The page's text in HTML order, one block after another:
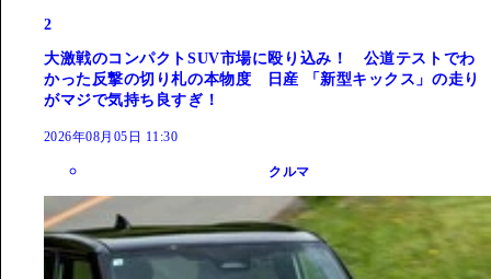
2
大激戦のコンパクトSUV市場に殴り込み！ 公道テストでわ
かった反撃の切り札の本物度 日産 「新型キックス」の走り
がマジで気持ち良すぎ！
2026年08月05日 11:30
クルマ